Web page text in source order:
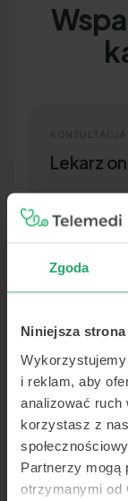
Zgoda
Niniejsza
i reklam, aby
analizować ruch
korzystasz z
Partnerzy mogą
otrzymanymi od
Lekarz
Lekarz
minut — wideo,